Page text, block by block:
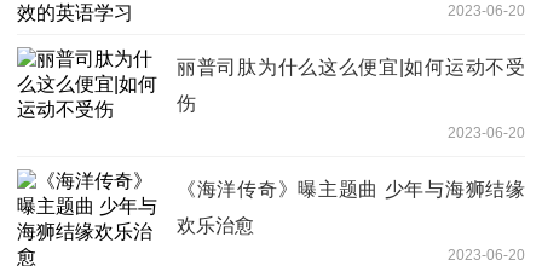
2023-06-20
丽普司肽为什么这么便宜|如何运动不受
伤
2023-06-20
《海洋传奇》曝主题曲 少年与海狮结缘
欢乐治愈
2023-06-20